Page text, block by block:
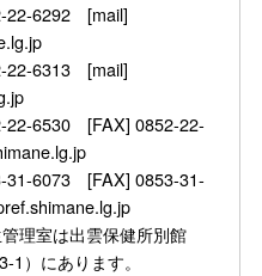
6292 [mail]
6313 [mail]
6530 [FAX] 0852-22-
31-6073 [FAX] 0853-31-
出雲保健所別館
1）にあります。